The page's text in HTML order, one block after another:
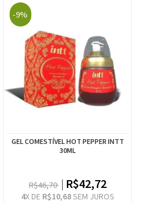
-9%
GEL COMESTÍVEL HOT PEPPER INTT
30ML
R$46,70 R$42,72
4X DE R$10,68SEM JUROS